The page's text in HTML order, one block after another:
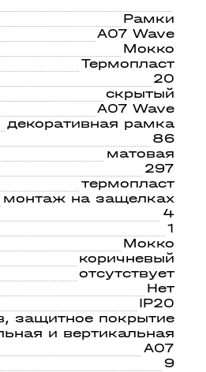
Рамки
A07 Wave
Мокко
Термопласт
20
скрытый
A07 Wave
декоративная рамка
86
матовая
297
термопласт
монтаж на защелках
4
1
Мокко
коричневый
отсутствует
Нет
IP20
защитное покрытие
и вертикальная
A07
9